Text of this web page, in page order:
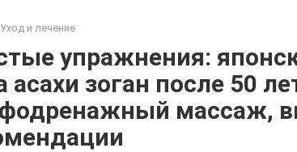
Уход и лечение
упражнения:
асахи зоган после 50
массаж,